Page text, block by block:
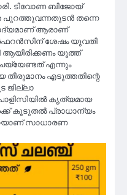
ടിവോണ ബിജോയ്
പുറത്തുവന്നതുടൻ തന്നെ
ആരാണ്
ശേഷം യുവതി
ആയിരിക്കണം യൂത്ത്
എന്നും
തീരുമാനം എടുത്തതിന്റെ
ജില്ലാ
കൃത്യമായ
കൂടുതൽ പ്രാധാന്യം
സാധാരണ